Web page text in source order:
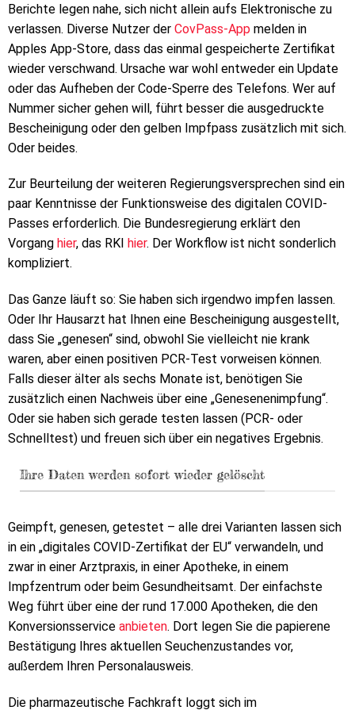
Berichte legen nahe, sich nicht allein aufs Elektronische zu
verlassen. Diverse Nutzer der CovPass-App melden in
Apples App-Store, dass das einmal gespeicherte Zertifikat
wieder verschwand. Ursache war wohl entweder ein Update
oder das Aufheben der Code-Sperre des Telefons. Wer auf
Nummer sicher gehen will, führt besser die ausgedruckte
Bescheinigung oder den gelben Impfpass zusätzlich mit sich.
Oder beides.
Zur Beurteilung der weiteren Regierungsversprechen sind ein
paar Kenntnisse der Funktionsweise des digitalen COVID-
Passes erforderlich. Die Bundesregierung erklärt den
Vorgang hier, das RKI hier. Der Workflow ist nicht sonderlich
kompliziert.
Das Ganze läuft so: Sie haben sich irgendwo impfen lassen.
Oder Ihr Hausarzt hat Ihnen eine Bescheinigung ausgestellt,
dass Sie „genesen“ sind, obwohl Sie vielleicht nie krank
waren, aber einen positiven PCR-Test vorweisen können.
Falls dieser älter als sechs Monate ist, benötigen Sie
zusätzlich einen Nachweis über eine „Genesenenimpfung“.
Oder sie haben sich gerade testen lassen (PCR- oder
Schnelltest) und freuen sich über ein negatives Ergebnis.
Ihre Daten werden sofort wieder gelöscht
Geimpft, genesen, getestet – alle drei Varianten lassen sich
in ein „digitales COVID-Zertifikat der EU“ verwandeln, und
zwar in einer Arztpraxis, in einer Apotheke, in einem
Impfzentrum oder beim Gesundheitsamt. Der einfachste
Weg führt über eine der rund 17.000 Apotheken, die den
Konversionsservice anbieten. Dort legen Sie die papierene
Bestätigung Ihres aktuellen Seuchenzustandes vor,
außerdem Ihren Personalausweis.
Die pharmazeutische Fachkraft loggt sich im